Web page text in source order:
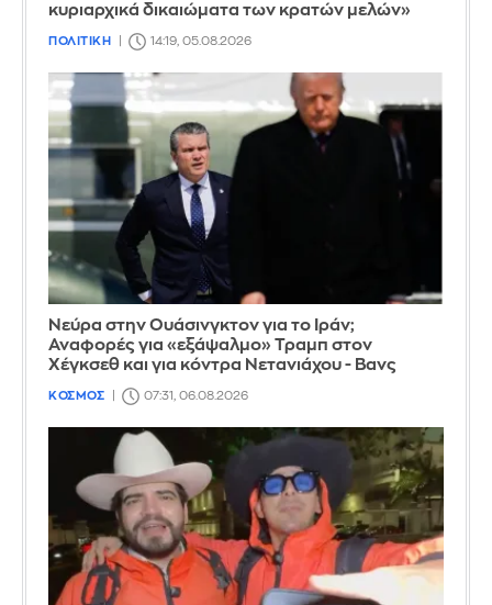
κυριαρχικά δικαιώματα των κρατών μελών»
ΠΟΛΙΤΙΚΗ 14:19, 05.08.2026
Νεύρα στην Ουάσινγκτον για το Ιράν;
Αναφορές για «εξάψαλμο» Τραμπ στον
Χέγκσεθ και για κόντρα Νετανιάχου - Βανς
ΚΟΣΜΟΣ 07:31, 06.08.2026